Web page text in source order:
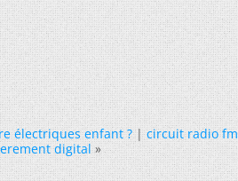
électriques enfant ?|circuit radio fm
digital »